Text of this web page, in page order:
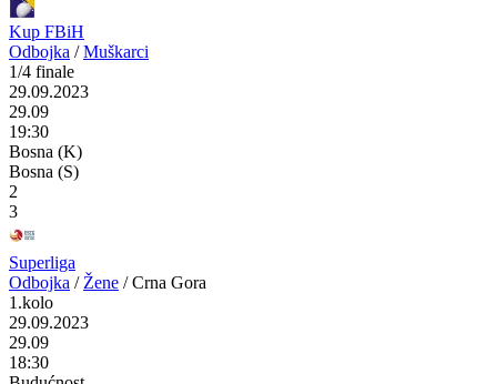
Kup FBiH
Odbojka / Muškarci
1/4 finale
29.09.2023
29.09
19:30
Bosna (K)
Bosna (S)
2
3
Superliga
Odbojka / Žene / Crna Gora
1.kolo
29.09.2023
29.09
18:30